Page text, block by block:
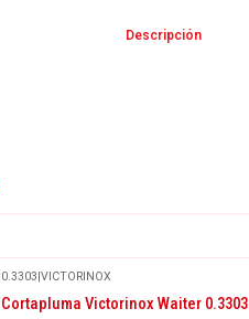
Descripción
0.3303|VICTORINOX
Cortapluma Victorinox Waiter 0.3303